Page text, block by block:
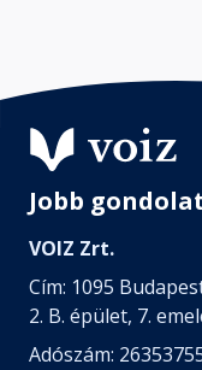
Jobb
VOIZ Zrt.
Cím: 1095
2. B. épület, 7.
Adószám: